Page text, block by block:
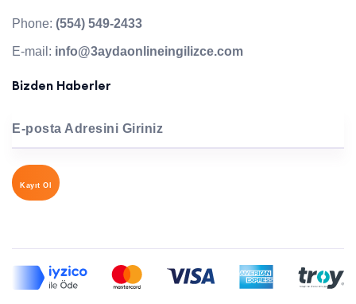
Phone: (554) 549-2433
E-mail: info@3aydaonlineingilizce.com
Bizden Haberler
E-posta Adresini Giriniz
Kayıt Ol